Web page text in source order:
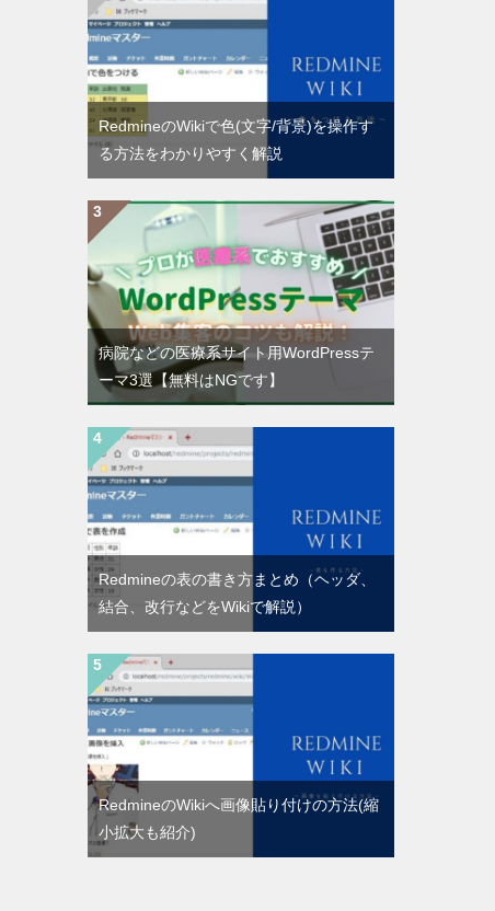
RedmineのWikiで色(文字/背景)を操作す
る方法をわかりやすく解説
病院などの医療系サイト用WordPressテ
ーマ3選【無料はNGです】
Redmineの表の書き方まとめ（ヘッダ、
結合、改行などをWikiで解説）
RedmineのWikiへ画像貼り付けの方法(縮
小拡大も紹介)